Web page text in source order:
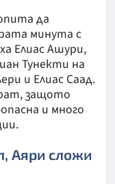
да
минута с
Елиас Ашури,
Тунекти на
и Елиас Саад.
защото
и много
Аяри сложи